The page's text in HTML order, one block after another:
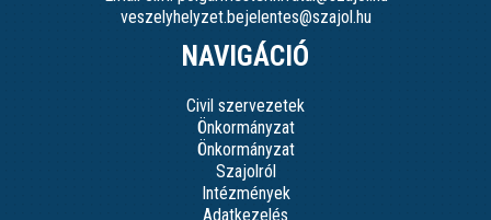
veszelyhelyzet.bejelentes@szajol.hu
NAVIGÁCIÓ
Civil szervezetek
Önkormányzat
Önkormányzat
Szajolról
Intézmények
Adatkezelés